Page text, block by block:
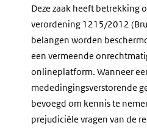
Deze zaak heeft betrekking
verordening 1215/2012
belangen worden
een vermeende
onlineplatform. Wanneer
mededingingsverstorende
bevoegd om kennis te
prejudiciële vragen van de